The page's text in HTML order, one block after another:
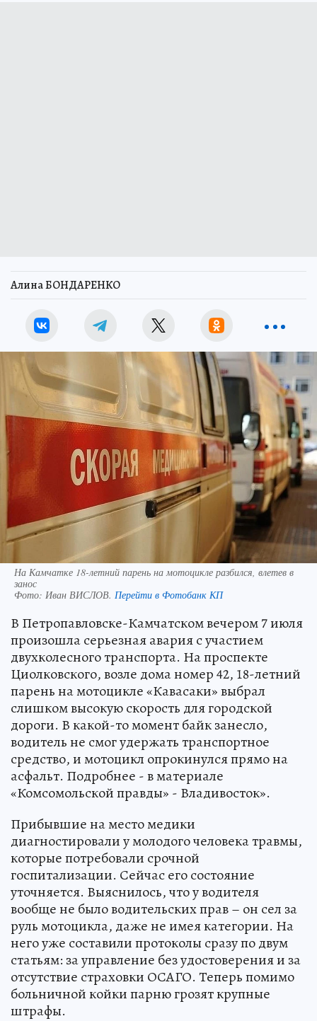
Алина БОНДАРЕНКО
На Камчатке 18-летний парень на мотоцикле разбился, влетев в
занос
Фото: Иван ВИСЛОВ. Перейти в Фотобанк КП
В Петропавловске-Камчатском вечером 7 июля
произошла серьезная авария с участием
двухколесного транспорта. На проспекте
Циолковского, возле дома номер 42, 18-летний
парень на мотоцикле «Кавасаки» выбрал
слишком высокую скорость для городской
дороги. В какой-то момент байк занесло,
водитель не смог удержать транспортное
средство, и мотоцикл опрокинулся прямо на
асфальт. Подробнее - в материале
«Комсомольской правды» - Владивосток».
Прибывшие на место медики
диагностировали у молодого человека травмы,
которые потребовали срочной
госпитализации. Сейчас его состояние
уточняется. Выяснилось, что у водителя
вообще не было водительских прав – он сел за
руль мотоцикла, даже не имея категории. На
него уже составили протоколы сразу по двум
статьям: за управление без удостоверения и за
отсутствие страховки ОСАГО. Теперь помимо
больничной койки парню грозят крупные
штрафы.